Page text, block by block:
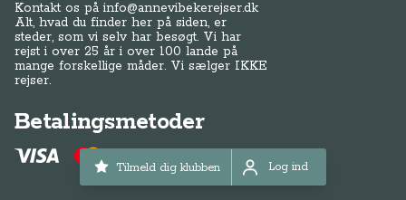
Tilmeld dig klubben Log ind
Log ind
Kontakt os påinfo@annevibekerejser.dk
Alt, hvad du finder her på siden, er
steder, som vi selv har besøgt. Vi har
rejst i over 25 år i over 100 lande på
mange forskellige måder. Vi sælger IKKE
rejser.
Betalingsmetoder